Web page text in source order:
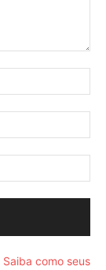
Saiba como seus